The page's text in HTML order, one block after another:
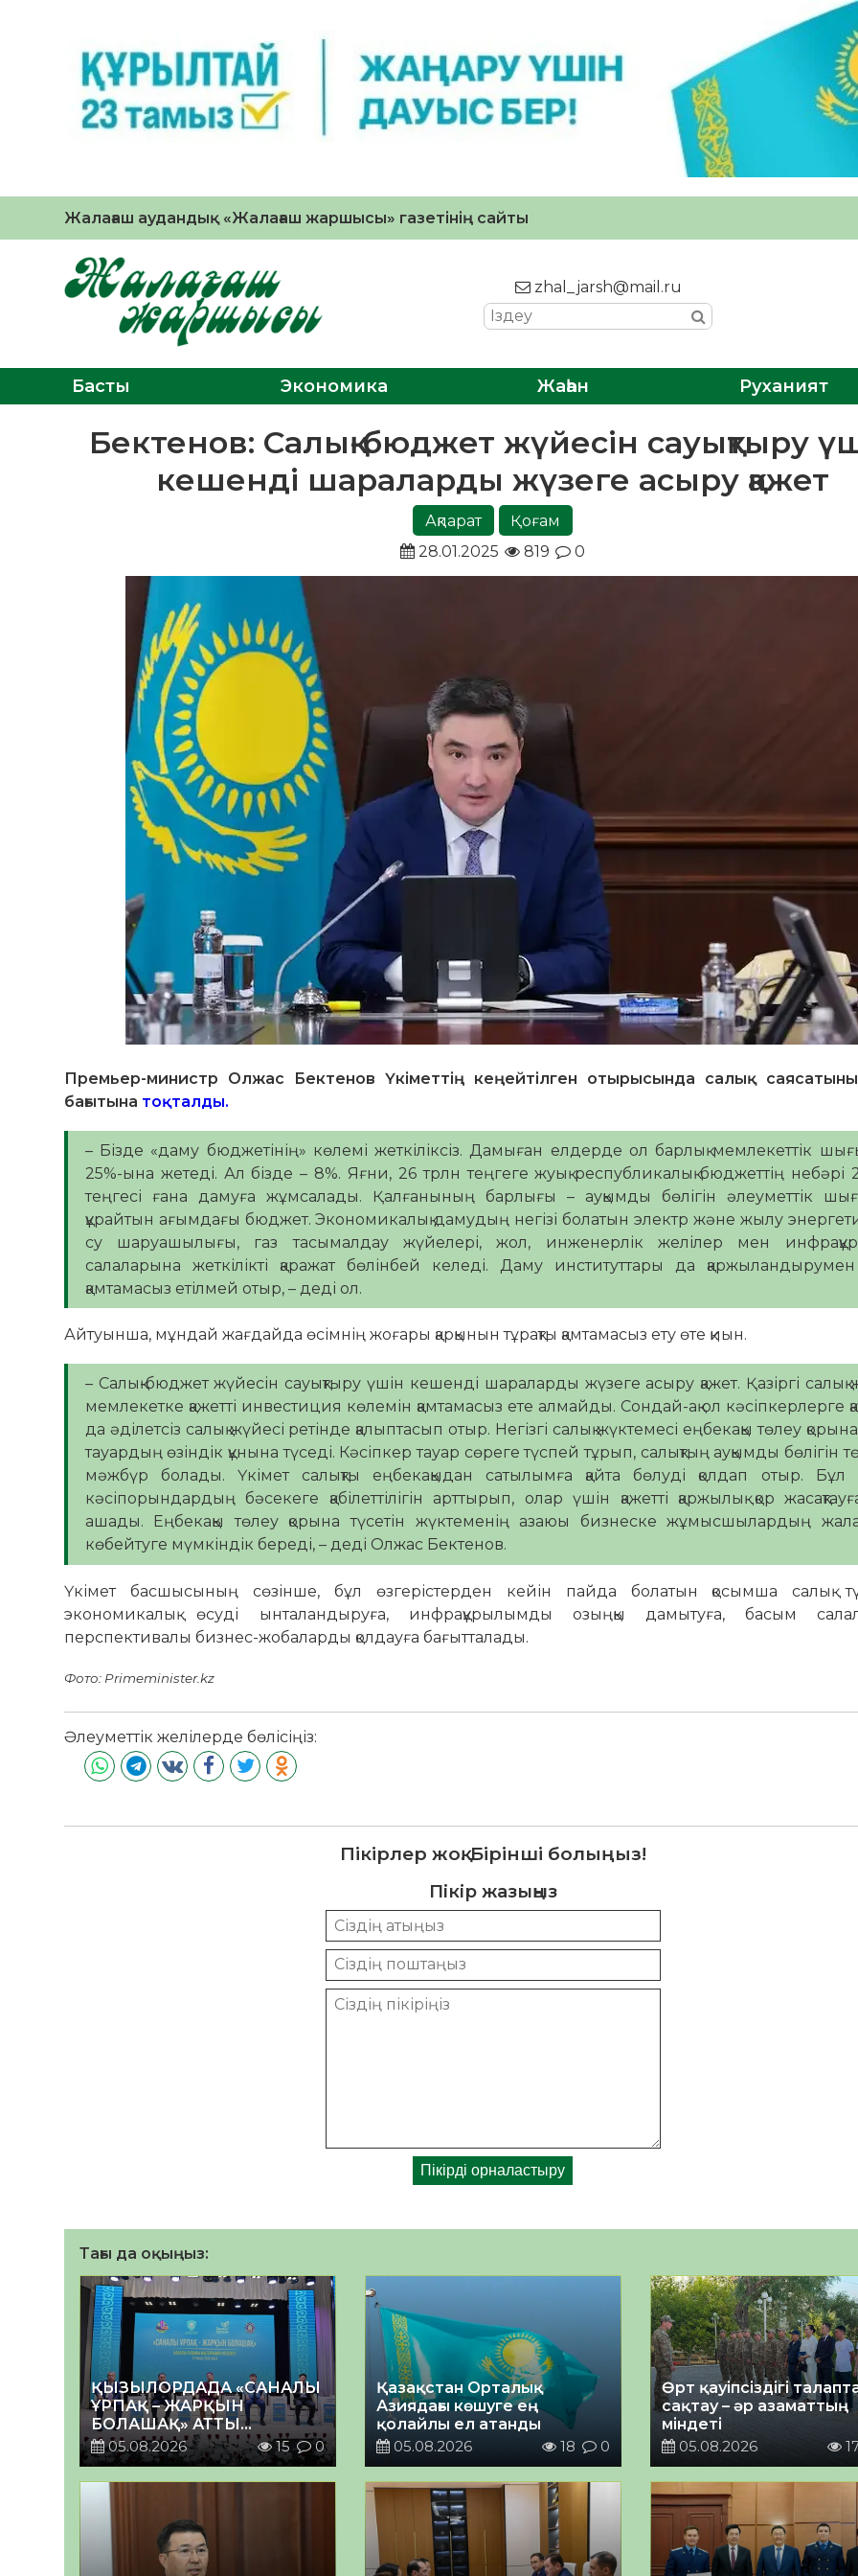
Жалағаш аудандық «Жалағаш жаршысы» газетінің сайты
zhal_jarsh@mail.ru
Басты Экономика Жаһан Руханият
Бектенов: Салық-бюджет жүйесін сауықтыру
кешенді шараларды жүзеге асыру қажет
Ақпарат
Қоғам
28.01.2025
819 0
Премьер-министр Олжас Бектенов Үкіметтің кеңейтілген отырысында салық
бағытына тоқталды.
– Бізде «даму бюджетінің» көлемі жеткіліксіз. Дамыған елдерде ол барлық мемлекеттік
25%-ына жетеді. Ал бізде – 8%. Яғни, 26 трлн теңгеге жуық республикалық бюджеттің небәрі
теңгесі ғана дамуға жұмсалады. Қалғанының барлығы – ауқымды бөлігін әлеуметтік
құрайтын ағымдағы бюджет. Экономикалық дамудың негізі болатын электр және жылу
су шаруашылығы, газ тасымалдау жүйелері, жол, инженерлік желілер мен
салаларына жеткілікті қаражат бөлінбей келеді. Даму институттары да қаржыландырумен
қамтамасыз етілмей отыр, – деді ол.
Айтуынша, мұндай жағдайда өсімнің жоғары қарқынын тұрақты қамтамасыз ету өте қиын.
– Салық-бюджет жүйесін сауықтыру үшін кешенді шараларды жүзеге асыру қажет. Қазіргі салық
мемлекетке қажетті инвестиция көлемін қамтамасыз ете алмайды. Сондай-ақ ол кәсіпкерлерге
да әділетсіз салық жүйесі ретінде қалыптасып отыр. Негізгі салық жүктемесі еңбекақы төлеу
тауардың өзіндік құнына түседі. Кәсіпкер тауар сөреге түспей тұрып, салықтың ауқымды бөлігін
мәжбүр болады. Үкімет салықты еңбекақыдан сатылымға қайта бөлуді қолдап отыр. Бұл
кәсіпорындардың бәсекеге қабілеттілігін арттырып, олар үшін қажетті қаржылық қор
ашады. Еңбекақы төлеу қорына түсетін жүктеменің азаюы бизнеске жұмысшылардың
көбейтуге мүмкіндік береді, – деді Олжас Бектенов.
Үкімет басшысының сөзінше, бұл өзгерістерден кейін пайда болатын қосымша салық
экономикалық өсуді ынталандыруға, инфрақұрылымды озыңқы дамытуға, басым
перспективалы бизнес-жобаларды қолдауға бағытталады.
Фото: Primeminister.kz
Әлеуметтік желілерде бөлісіңіз:
Пікірлер жоқ. Бірінші болыңыз!
Пікір жазыңыз
Тағы да оқыңыз:
ҚЫЗЫЛОРДАДА «САНАЛЫ
ҰРПАҚ – ЖАРҚЫН
БОЛАШАҚ» АТТЫ
КЕҢЕЙТІЛГЕН МӘЖІЛІС
ӨТТІ
05.08.2026 15 0
Қазақстан Орталық
Азиядағы көшуге ең
қолайлы ел атанды
05.08.2026
18 0
Өрт қауіпсіздігі
сақтау – әр азаматтың
міндеті
05.08.2026